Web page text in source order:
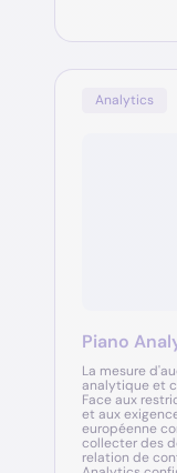
Analytics
Piano
La mesure
analytique et
Face aux
et aux
européenne
collecter des
relation de